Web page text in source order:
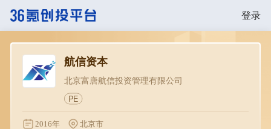
登录
航信资本
北京富唐航信投资管理有限公司
PE
2016年 北京市